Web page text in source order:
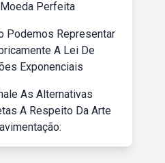
Perfeita
Podemos Representar
A Lei De
Exponenciais
As Alternativas
A Respeito Da Arte